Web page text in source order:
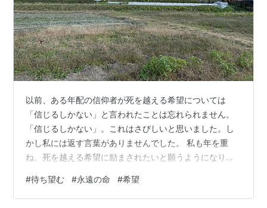
以前、ある年配の信仰者が死を越える希望については
「信じるしかない」と言われたことは忘れられません。
「信じるしかない」。これはさびしいと思いました。し
かし私には返す言葉がありませんでした。 私も年を重
ね、死を越える希望に励まされたいと願うようになりま
える聖句を集めることです。色んな聖句があります。こ
れらの聖句を思い巡らすことは励ましとなります。「信
#待ち望む #永遠の命 #希望